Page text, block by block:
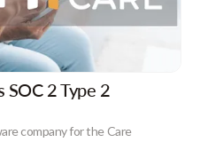
SOC 2 Type 2
company for the Care